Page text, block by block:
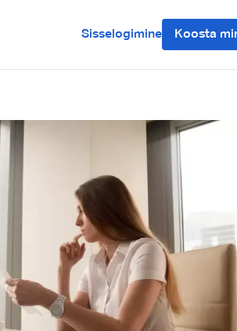
Sisselogimine Koosta